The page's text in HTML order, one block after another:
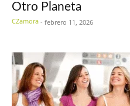
Otro Planeta
CZamora - febrero 11, 2026